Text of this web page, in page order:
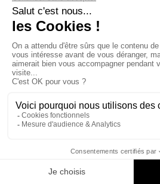
Bourse Moureaux Hauspy en design
remise à un(e) étudiant(e) inscrit(e) en
de baccalauréat en design d’intérieur,
du dossier académique.
Lauréate : Charlotte Lafond
Bourse Provencher_Roy,remise à
3e année du programme de
thématique et par l’excellence de sa